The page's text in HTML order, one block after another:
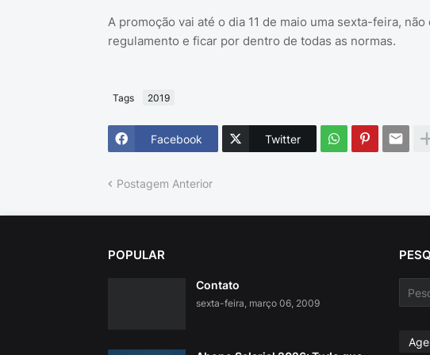
A promoção vai até o dia 11 de maio uma sexta-feira,
regulamento e ficar por dentro de todas as normas.
Tags 2019
Facebook Twitter
Postagem Anterior
POPULAR
Contato
sexta-feira, março 06, 2009